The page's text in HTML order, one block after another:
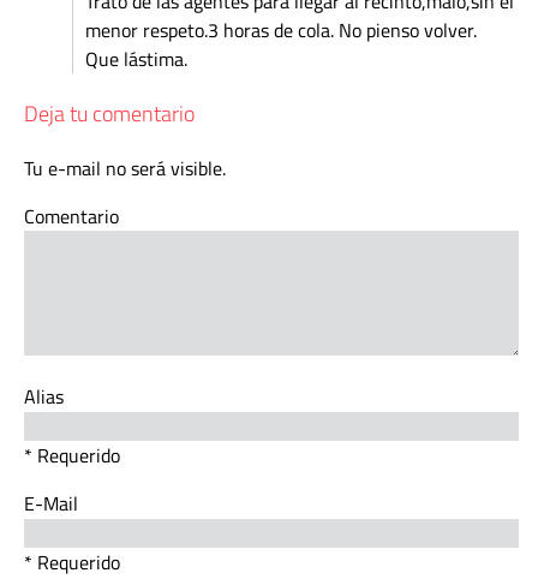
menor respeto.3 horas de cola. No pienso volver.
Que lástima.
Deja tu comentario
Tu e-mail no será visible.
Comentario
Alias
* Requerido
E-Mail
* Requerido